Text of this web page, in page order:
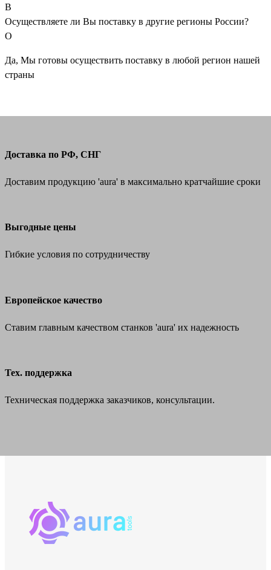
В
Осуществляете ли Вы поставку в другие регионы России?
О
Да, Мы готовы осуществить поставку в любой регион нашей
страны
Доставка по РФ, СНГ
Доставим продукцию 'aura' в максимально кратчайшие сроки
Выгодные цены
Гибкие условия по сотрудничеству
Европейское качество
Ставим главным качеством станков 'aura' их надежность
Тех. поддержка
Техническая поддержка заказчиков, консультации.